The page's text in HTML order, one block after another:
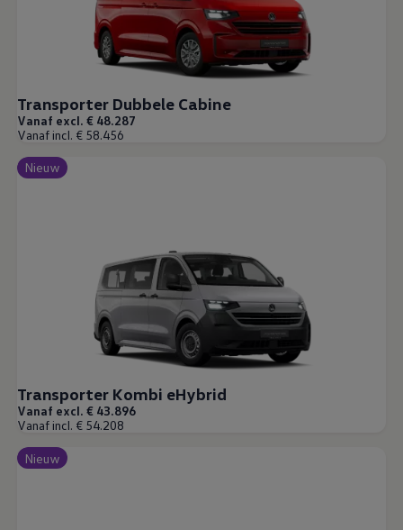
Comfort en bescherming
Betimmering
Offerte aanvragen
Vind je dealer
Vind je dealer
VW Connect en We Connect
Alle Connect diensten op een rij
Upgrades voor Connect
Alle Connect diensten op een rij
Upgrades voor Connect
Veelgestelde vragen
Vind je dealer
Proefrit plannen
Adviesgesprek aanvragen
Offerte aanvragen
VW Connect en We Connect activeren
Hulp met digitale diensten & apps
Vind je dealer
Proefrit plannen
Transporter Dubbele Cabine
Vanaf excl. € 48.287
Vanaf incl. € 58.456
Nieuw
Transporter Kombi eHybrid
Vanaf excl. € 43.896
Vanaf incl. € 54.208
Nieuw